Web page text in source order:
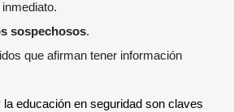
sospechosos.
que afirman tener información
la educación en seguridad son claves